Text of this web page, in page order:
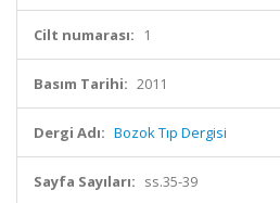
Cilt numarası: 1
Basım Tarihi: 2011
Dergi Adı: Bozok Tıp Dergisi
Sayfa Sayıları: ss.35-39